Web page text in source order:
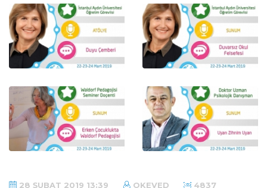
28 ŞUBAT 2019 13:39 OKEVED 4837